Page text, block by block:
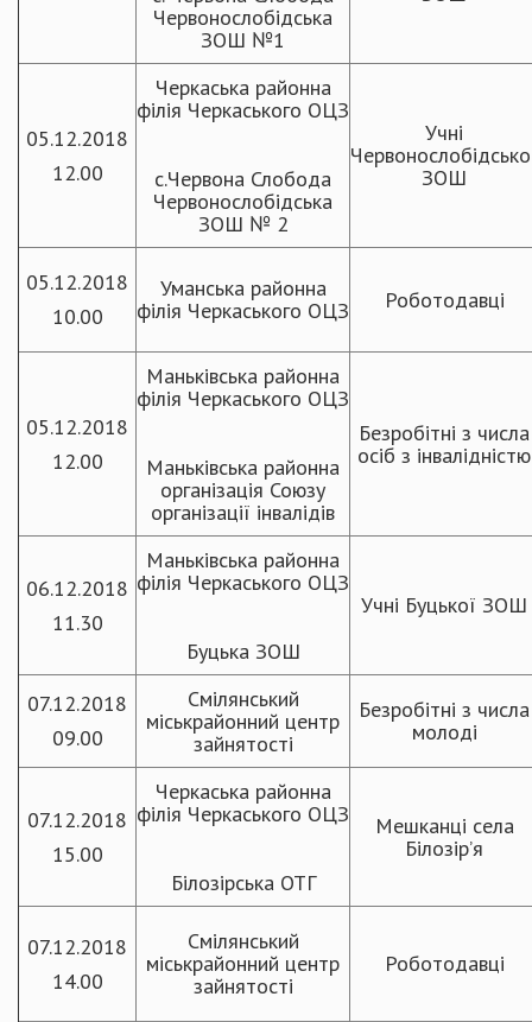
Червонослобідська
ЗОШ №1
05.12.2018
12.00
Черкаська районна
філія Черкаського ОЦЗ
с.Червона Слобода
Червонослобідська
ЗОШ № 2
Учні
ЗОШ
05.12.2018
10.00
Уманська районна
філія Черкаського ОЦЗ
Роботодавці
05.12.2018
12.00
Маньківська районна
філія Черкаського ОЦЗ
Маньківська районна
організація Союзу
організації інвалідів
Безробітні з числа
осіб з інвалідністю
06.12.2018
11.30
Маньківська районна
філія Черкаського ОЦЗ
Буцька ЗОШ
Учні Буцької ЗОШ
07.12.2018
09.00
Смілянський
міськрайонний центр
зайнятості
Безробітні з числа
молоді
07.12.2018
15.00
Черкаська районна
філія Черкаського ОЦЗ
Білозірська ОТГ
Мешканці села
Білозір’я
07.12.2018
14.00
Смілянський
міськрайонний центр
зайнятості
Роботодавці